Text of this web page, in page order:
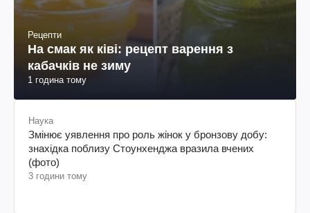
Рецепти
На смак як ківі: рецепт варення з
кабачків не зиму
1 година тому
Наука
Змінює уявлення про роль жінок у бронзову добу:
знахідка поблизу Стоунхенджа вразила вчених
(фото)
3 години тому